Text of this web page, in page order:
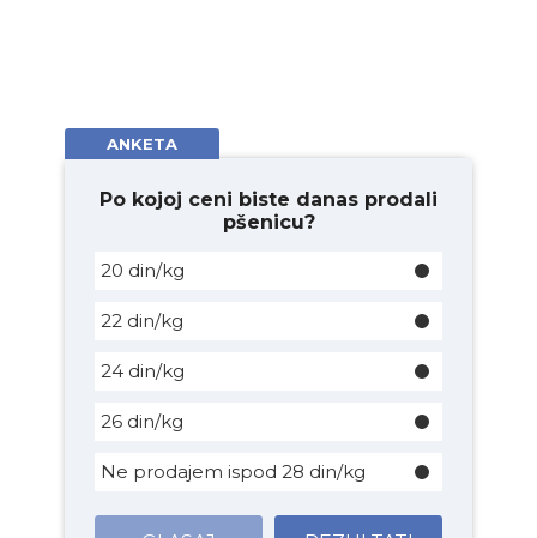
ANKETA
Po kojoj ceni biste danas prodali
pšenicu?
20 din/kg
22 din/kg
24 din/kg
26 din/kg
Ne prodajem ispod 28 din/kg